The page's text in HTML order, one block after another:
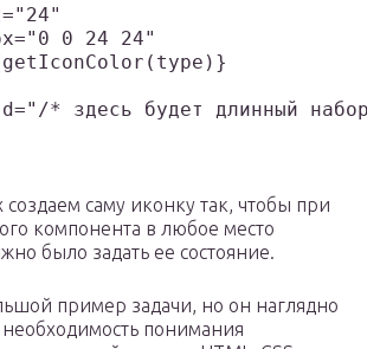
0 24 24"
будет длинный набор
саму иконку так, чтобы при
компонента в любое место
было задать ее состояние.
пример задачи, но он наглядно
понимания